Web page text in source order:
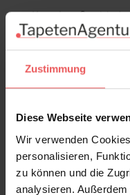
Zustimmung
Diese Webseite
Wir verwenden
personalisieren,
zu können und die
analysieren.
Komplett-Set-
257,22 €